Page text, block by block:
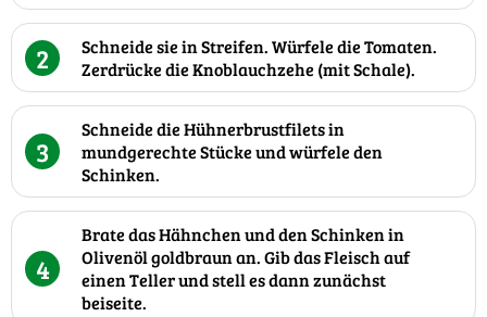
2
Schneide sie in Streifen. Würfele die Tomaten.
Zerdrücke die Knoblauchzehe (mit Schale).
3
Schneide die Hühnerbrustfilets in
mundgerechte Stücke und würfele den
Schinken.
4
Brate das Hähnchen und den Schinken in
Olivenöl goldbraun an. Gib das Fleisch auf
einen Teller und stell es dann zunächst
beiseite.